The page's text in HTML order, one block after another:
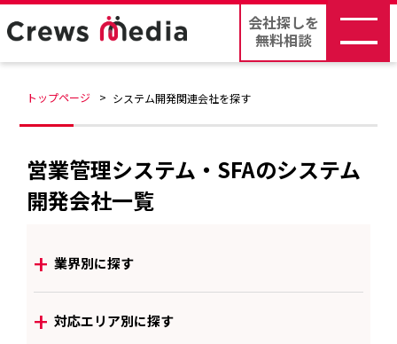
会社探しを
無料相談
トップページ システム開発関連会社を探す
営業管理システム・SFAのシステム
開発会社一覧
+ 業界別に探す
+ 対応エリア別に探す